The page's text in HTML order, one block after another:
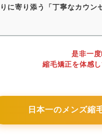
に寄り添う「丁寧なカウン
是非一
縮毛矯正を体感し
日本一のメンズ縮